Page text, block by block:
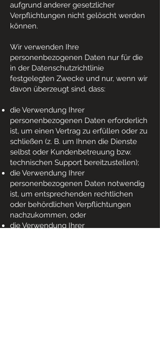
aufgrund anderer gesetzlicher
Verpflichtungen nicht gelöscht werden
können.
Wir verwenden Ihre
personenbezogenen Daten nur für die
in der Datenschutzrichtlinie
festgelegten Zwecke und nur, wenn wir
davon überzeugt sind, dass:
die Verwendung Ihrer
personenbezogenen Daten erforderlich
ist, um einen Vertrag zu erfüllen oder zu
schließen (z. B. um Ihnen die Dienste
selbst oder Kundenbetreuung bzw.
technischen Support bereitzustellen);
die Verwendung Ihrer
personenbezogenen Daten notwendig
ist, um entsprechenden rechtlichen
oder behördlichen Verpflichtungen
nachzukommen, oder
die Verwendung Ihrer